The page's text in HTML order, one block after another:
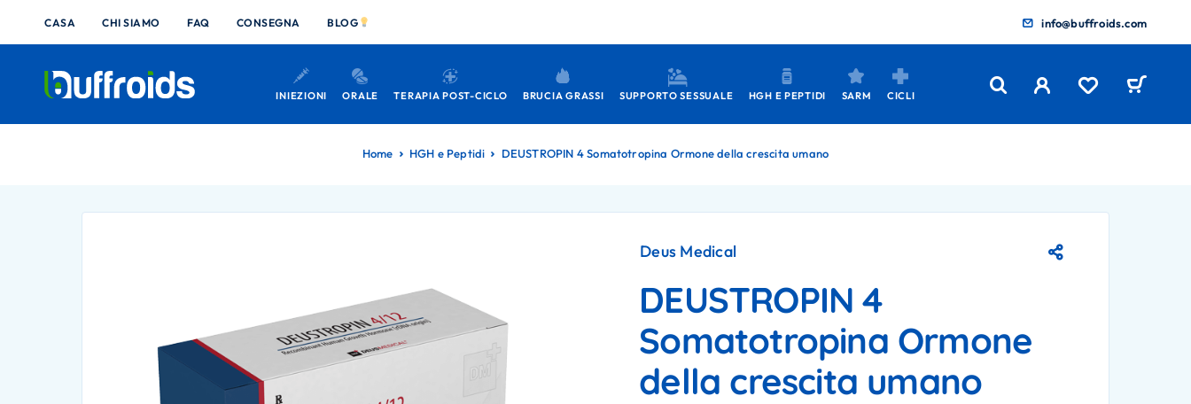
CASA CHI SIAMO FAQ CONSEGNA BLOG info@buffroids.com
INIEZIONI ORALE TERAPIA POST-CICLO BRUCIA GRASSI SUPPORTO SESSUALE HGH E PEPTIDI SARM CICLI
Home HGH e Peptidi DEUSTROPIN 4 Somatotropina Ormone della crescita umano
Deus Medical
DEUSTROPIN 4
Somatotropina Ormone
della crescita umano